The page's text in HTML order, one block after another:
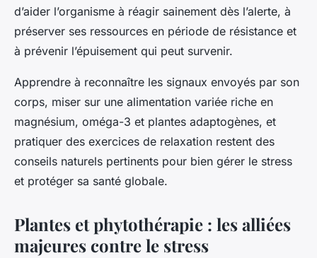
d’aider l’organisme à réagir sainement dès l’alerte, à
préserver ses ressources en période de résistance et
à prévenir l’épuisement qui peut survenir.
Apprendre à reconnaître les signaux envoyés par son
corps, miser sur une alimentation variée riche en
magnésium, oméga-3 et plantes adaptogènes, et
pratiquer des exercices de relaxation restent des
conseils naturels pertinents pour bien gérer le stress
et protéger sa santé globale.
Plantes et phytothérapie : les alliées
majeures contre le stress